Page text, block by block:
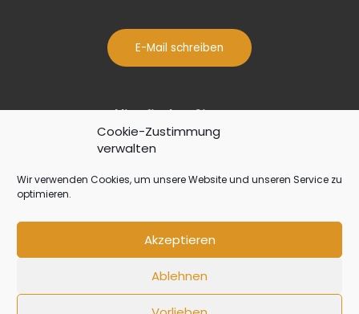
Cookie-Zustimmung
verwalten
Wir verwenden Cookies, um unsere Website und unseren Service zu
optimieren.
Akzeptieren
Ablehnen
E-Mail schreiben
Hier finden Sie uns:
Europa Allee 73, 60486 Frankfurt am
Main
webProgrammierung by pauly-it.com
Datenschutz|Cookie-Richtlinie (EU)